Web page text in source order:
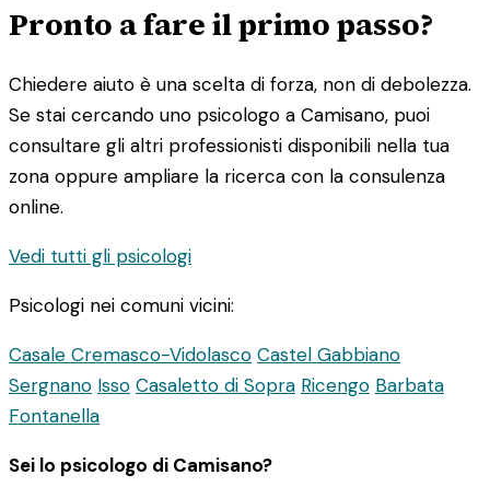
Pronto a fare il primo passo?
Chiedere aiuto è una scelta di forza, non di debolezza.
Se stai cercando uno psicologo a Camisano, puoi
consultare gli altri professionisti disponibili nella tua
zona oppure ampliare la ricerca con la consulenza
online.
Vedi tutti gli psicologi
Psicologi nei comuni vicini:
Casale Cremasco-Vidolasco Castel Gabbiano
Sergnano Isso Casaletto di Sopra Ricengo Barbata
Fontanella
Sei lo psicologo di Camisano?